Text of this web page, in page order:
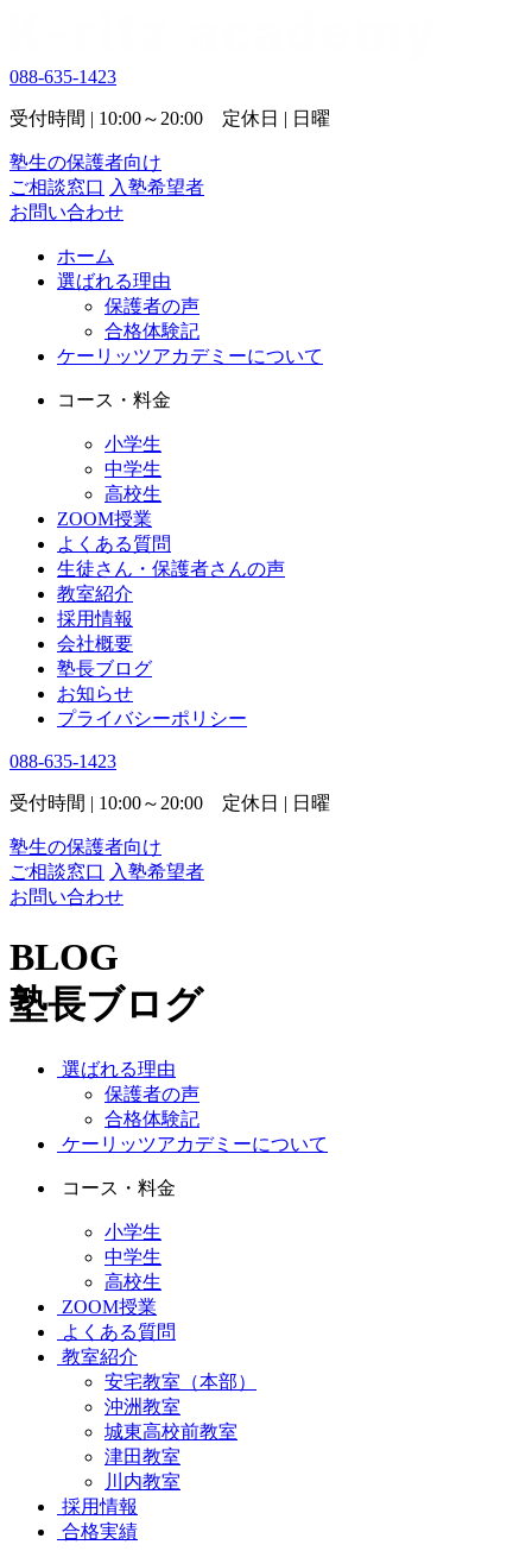
088-635-1423
受付時間 | 10:00～20:00 定休日 | 日曜
塾生の保護者向け
ご相談窓口 入塾希望者
お問い合わせ
ホーム
選ばれる理由
保護者の声
合格体験記
ケーリッツアカデミーについて
コース・料金
小学生
中学生
高校生
ZOOM授業
よくある質問
生徒さん・保護者さんの声
教室紹介
採用情報
会社概要
塾長ブログ
お知らせ
プライバシーポリシー
088-635-1423
受付時間 | 10:00～20:00 定休日 | 日曜
塾生の保護者向け
ご相談窓口 入塾希望者
お問い合わせ
BLOG
塾長ブログ
選ばれる理由
保護者の声
合格体験記
ケーリッツアカデミーについて
コース・料金
小学生
中学生
高校生
ZOOM授業
よくある質問
教室紹介
安宅教室（本部）
沖洲教室
城東高校前教室
津田教室
川内教室
採用情報
合格実績